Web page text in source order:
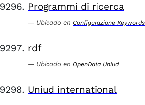
Programmi di ricerca
Ubicado en Configurazione Keywords
rdf
Ubicado en OpenData Uniud
Uniud international